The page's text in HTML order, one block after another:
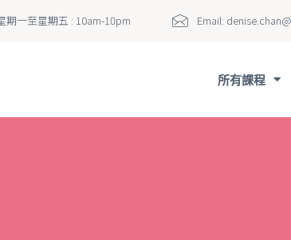
期一至星期五 : 10am-10pm Email:
所有課程